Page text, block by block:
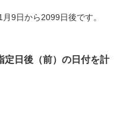
9日から2099日後です。
定日後（前）の日付を計